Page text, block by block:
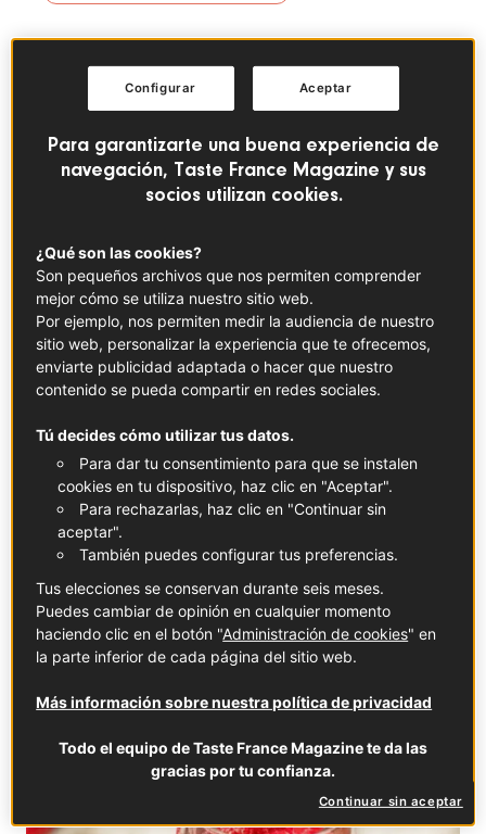
VINOS Y LICORES
Crème de cassis
BEBIDAS Y CÓCTELES
Para garantizarte una buena experiencia de
navegación, Taste France Magazine y sus
socios utilizan cookies.
¿Qué son las cookies?
Son pequeños archivos que nos permiten comprender
mejor cómo se utiliza nuestro sitio web.
Por ejemplo, nos permiten medir la audiencia de nuestro
sitio web, personalizar la experiencia que te ofrecemos,
enviarte publicidad adaptada o hacer que nuestro
contenido se pueda compartir en redes sociales.
Tú decides cómo utilizar tus datos.
Para dar tu consentimiento para que se instalen
cookies en tu dispositivo, haz clic en "Aceptar".
Para rechazarlas, haz clic en "Continuar sin
aceptar".
También puedes configurar tus preferencias.
Tus elecciones se conservan durante seis meses.
Puedes cambiar de opinión en cualquier momento
haciendo clic en el botón "Administración de cookies" en
la parte inferior de cada página del sitio web.
Más información sobre nuestra política de privacidad
Todo el equipo de Taste France Magazine te da las
gracias por tu confianza.
Continuar sin aceptar
Aceptar
Configurar